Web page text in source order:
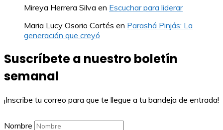
Mireya Herrera Silva en Escuchar para liderar
Maria Lucy Osorio Cortés en Parashá Pinjás: La
generación que creyó
Suscríbete a nuestro boletín
semanal
¡Inscribe tu correo para que te llegue a tu bandeja de entrada!
Nombre